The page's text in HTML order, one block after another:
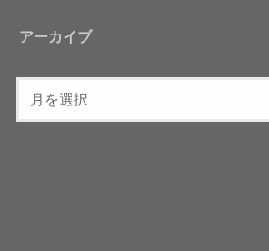
アーカイブ